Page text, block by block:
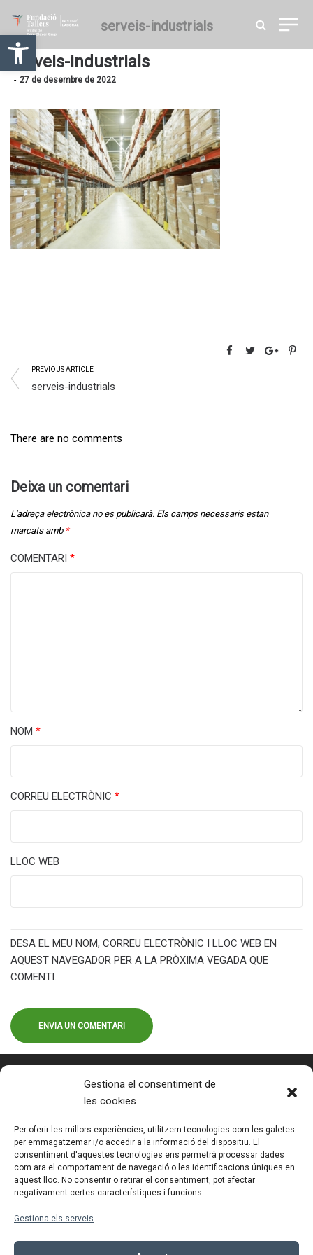
Obre la barra d'eines
Gestiona el consentiment de
les cookies
Per oferir les millors experiències, utilitzem tecnologies com les galetes
per emmagatzemar i/o accedir a la informació del dispositiu. El
consentiment d'aquestes tecnologies ens permetrà processar dades
com ara el comportament de navegació o les identificacions úniques en
aquest lloc. No consentir o retirar el consentiment, pot afectar
negativament certes característiques i funcions.
Gestiona els serveis
serveis-industrials
serveis-industrials
27 de desembre de 2022
PREVIOUS ARTICLE
serveis-industrials
There are no comments
Deixa un comentari
L'adreça electrònica no es publicarà. Els camps necessaris estan
marcats amb *
COMENTARI *
NOM *
CORREU ELECTRÒNIC *
LLOC WEB
DESA EL MEU NOM, CORREU ELECTRÒNIC I LLOC WEB EN
AQUEST NAVEGADOR PER A LA PRÒXIMA VEGADA QUE
COMENTI.
Entitat de Pere Caver Grup
Tel. 93 392 23 11
info@fundaciotallers.org
Vols formar part del nostre equip i comparteixes la nostra